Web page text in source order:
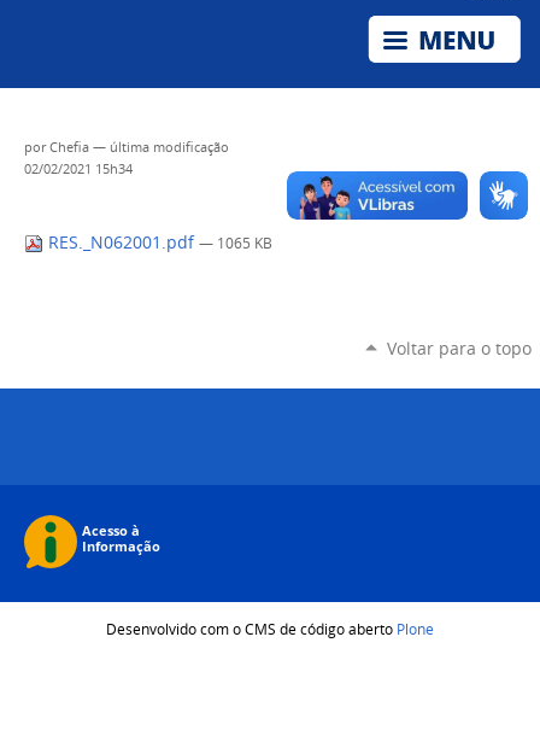
porChefia — última modificação
02/02/2021 15h34
RES._N062001.pdf — 1065 KB
Voltar para o topo
Desenvolvido com o CMS de código aberto Plone